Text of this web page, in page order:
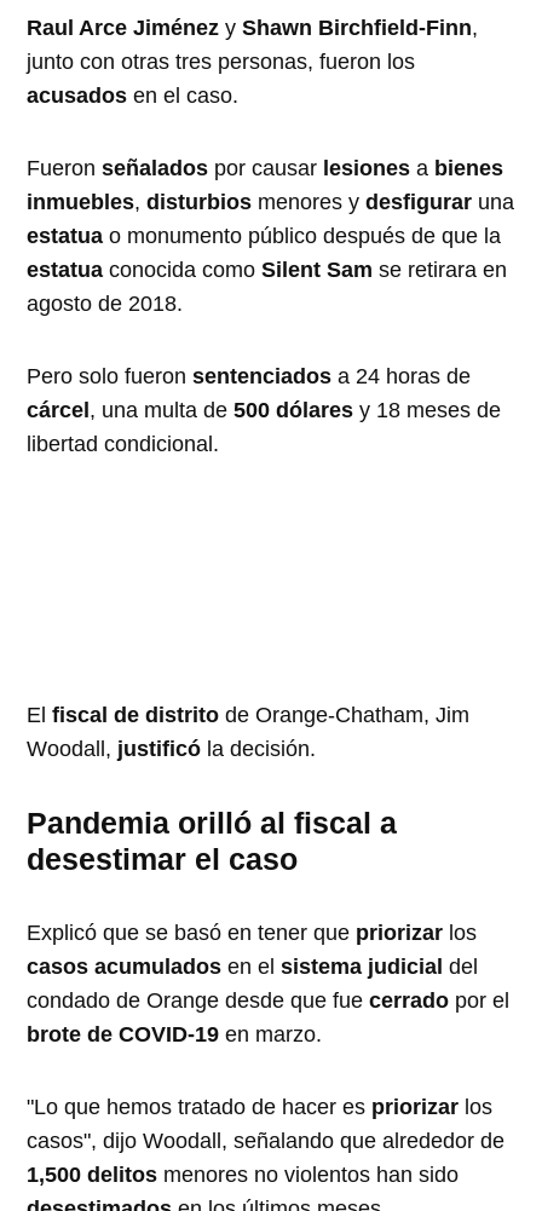
Raul Arce Jiménez yShawn Birchfield-Finn,
junto con otras tres personas, fueron los
acusados ​​en el caso.
Fueronseñalados por causar lesiones a bienes
inmuebles,disturbios menores ydesfigurar una
estatua o monumento público después de que la
estatua conocida comoSilent Sam se retirara en
agosto de 2018.
Pero solo fueronsentenciados a 24 horas de
cárcel , una multa de500 dólares y 18 meses de
libertad condicional.
El fiscal de distrito de Orange-Chatham, Jim
Woodall, justificó la decisión.
Pandemia orilló al fiscal a
desestimar el caso
Explicó que se basó en tener que priorizar los
casos acumulados en elsistema judicial del
condado de Orange desde que fuecerrado por el
brote de COVID-19 en marzo.
"Lo que hemos tratado de hacer es priorizar los
casos", dijo Woodall, señalando que alrededor de
1,500 delitos menores no violentos han sido